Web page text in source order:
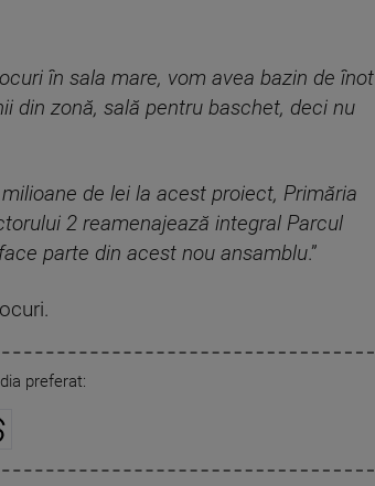
în sala mare, vom avea bazin de înot
din zonă, sală pentru baschet, deci nu
de lei la acest proiect, Primăria
2 reamenajează integral Parcul
parte din acest nou ansamblu.”
preferat: